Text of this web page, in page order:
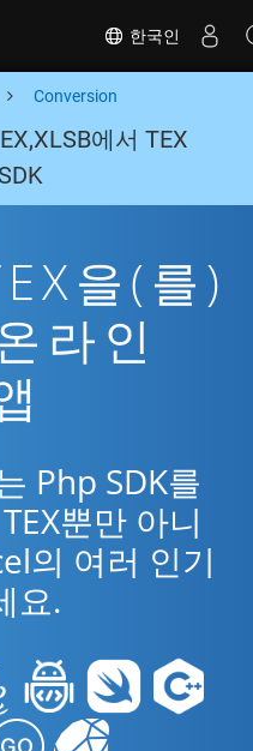
한국인
Conversion
에서 TEX
을(를)
라인
Php SDK를
뿐만 아니
의 여러 인기
요.